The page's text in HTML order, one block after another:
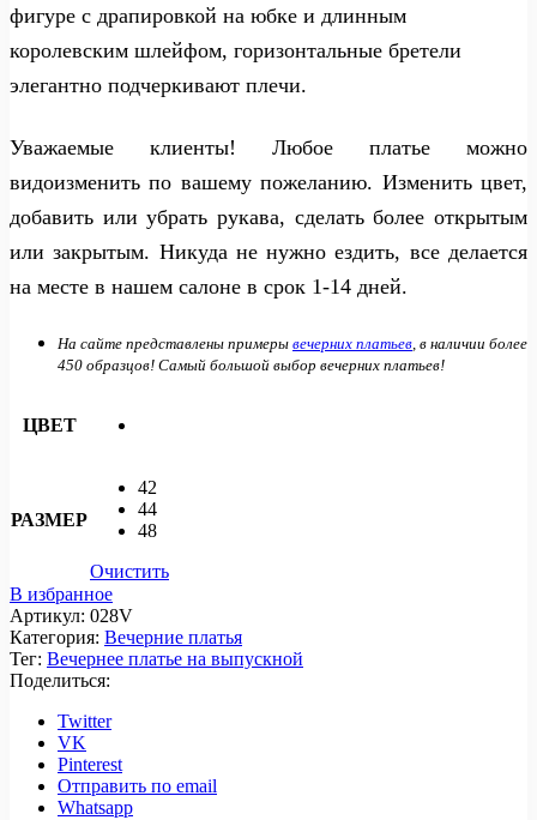
фигуре с драпировкой на юбке и длинным
королевским шлейфом, горизонтальные бретели
элегантно подчеркивают плечи.
Уважаемые клиенты! Любое платье можно
видоизменить по вашему пожеланию. Изменить цвет,
добавить или убрать рукава, сделать более открытым
или закрытым. Никуда не нужно ездить, все делается
на месте в нашем салоне в срок 1-14 дней.
На сайте представлены примеры вечерних платьев , в наличии более
450 образцов! Самый большой выбор вечерних платьев!
ЦВЕТ
РАЗМЕР
42
44
48
Очистить
В избранное
Артикул: 028V
Категория: Вечерние платья
Тег: Вечернее платье на выпускной
Поделиться:
Twitter
VK
Pinterest
Отправить по email
Whatsapp